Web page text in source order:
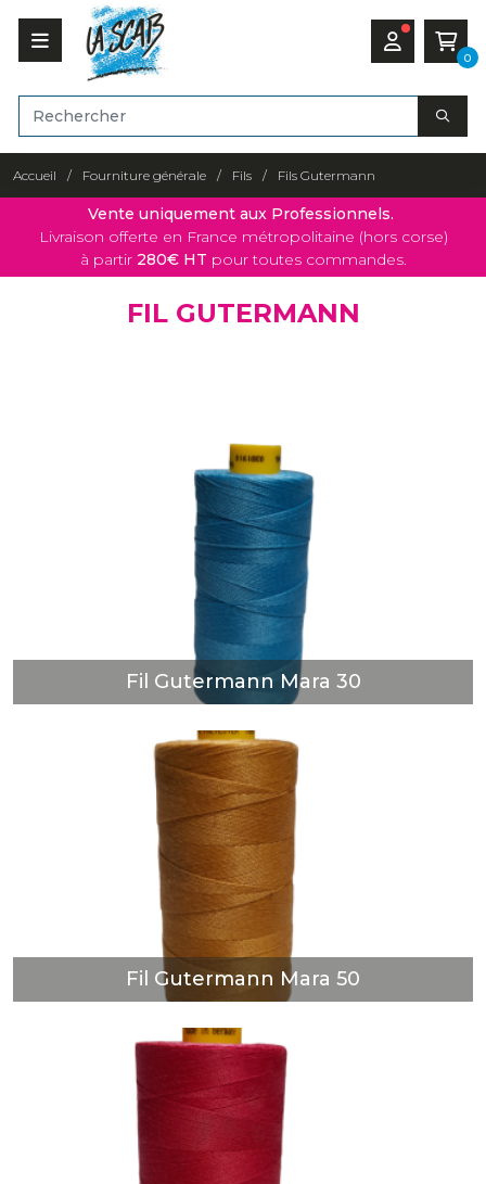
0
Accueil Fourniture générale Fils Fils Gutermann
Vente uniquement aux Professionnels.
Livraison offerte en France métropolitaine (hors corse)
à partir 280€ HT pour toutes commandes.
FIL GUTERMANN
Fil Gutermann Mara 30
Fil Gutermann Mara 30
DÉCOUVRIR
Fil Gutermann Mara 50
Fil Gutermann Mara 50
DÉCOUVRIR
Fil Gutermann Mara 100rPet